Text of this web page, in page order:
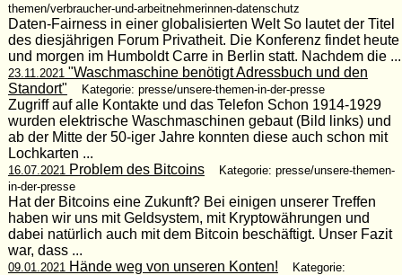
themen/verbraucher-und-arbeitnehmerinnen-datenschutz
Daten-Fairness in einer globalisierten Welt So lautet der Titel
des diesjährigen Forum Privatheit. Die Konferenz findet heute
und morgen im Humboldt Carre in Berlin statt. Nachdem die ...
23.11.2021 "Waschmaschine benötigt Adressbuch und den
Standort"
Kategorie: presse/unsere-themen-in-der-presse
Zugriff auf alle Kontakte und das Telefon Schon 1914-1929
wurden elektrische Waschmaschinen gebaut (Bild links) und
ab der Mitte der 50-iger Jahre konnten diese auch schon mit
Lochkarten ...
16.07.2021 Problem des Bitcoins
Kategorie: presse/unsere-themen-
in-der-presse
Hat der Bitcoins eine Zukunft? Bei einigen unserer Treffen
haben wir uns mit Geldsystem, mit Kryptowährungen und
dabei natürlich auch mit dem Bitcoin beschäftigt. Unser Fazit
war, dass ...
09.01.2021 Hände weg von unseren Konten!
Kategorie: